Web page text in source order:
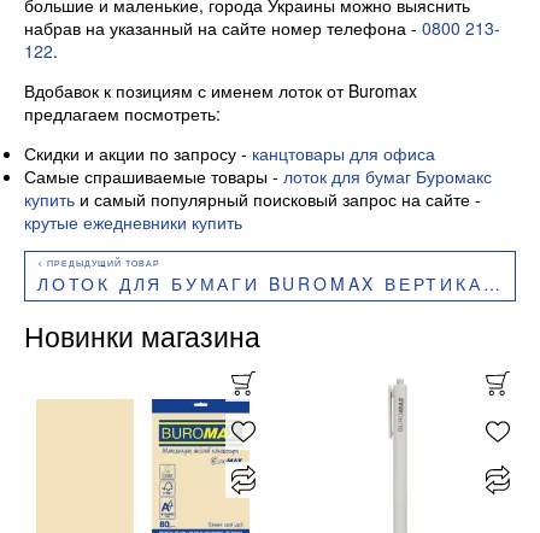
набрав на указанный на сайте номер телефона - 0800 213-
122.
Вдобавок к позициям с именем лоток от Buromax
предлагаем посмотреть:
Скидки и акции по запросу - канцтовары для офиса
Самые спрашиваемые товары - лоток для бумаг Буромакс
купить и самый популярный поисковый запрос на сайте -
крутые ежедневники купить
ЛОТОК ДЛЯ БУМАГИ BUROMAX ВЕРТИКАЛЬНЫЙ ОДИНАРНЫЙ BM.6102
Новинки магазина